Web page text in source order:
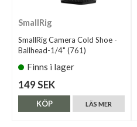
SmallRig
SmallRig Camera Cold Shoe -
Ballhead-1/4" (761)
Finns i lager
149 SEK
LÄS MER
KÖP